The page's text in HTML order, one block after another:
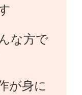
な方で
が身に